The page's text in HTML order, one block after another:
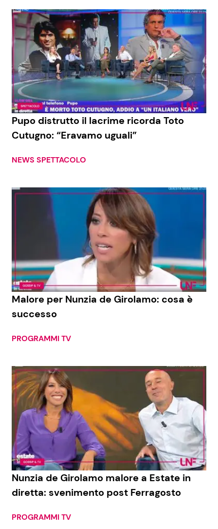
Pupo distrutto il lacrime ricorda Toto
Cutugno: “Eravamo uguali”
NEWS SPETTACOLO
Malore per Nunzia de Girolamo: cosa è
successo
PROGRAMMI TV
Nunzia de Girolamo malore a Estate in
diretta: svenimento post Ferragosto
PROGRAMMI TV